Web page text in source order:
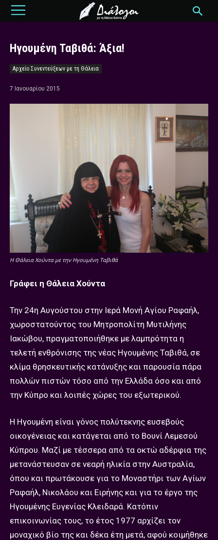
Ηγουμένη Ταβιθά: Άξια!
Αρχείο Συνεντεύξεων με τη Θάλεια
7 Ιανουαρίου 2015
H Θάλεια Χούντα με την Ηγουμένη Ταβιθά
Γράφει η Θάλεια Χούντα
Την 24η Αυγούστου στην Ιερά Μονή Αγίου Ραφαήλ,
χωροστατούντος του Μητροπολίτη Μυτιλήνης
Ιακώβου, πραγματοποιήθηκε με λαμπρότητα η
τελετή ενθρόνισης της νέας Ηγουμένης Ταβιθά, σε
κλίμα θρησκευτικής κατάνυξης και παρουσία πάρα
πολλών πιστών τόσο από την Ελλάδα όσο και από
την Κύπρο και λοιπές χώρες του εξωτερικού.
Η Ηγουμένη είναι γόνος πολύτεκνης ευσεβούς
οικογένειας και κατάγεται από το Βουνί Λεμεσού
Κύπρου. Μαζί με τέσσερα από τα οκτώ αδέρφια της
μετανάστευσαν σε νεαρή ηλικία στην Αυστραλία,
όπου και πρωτάκουσε για το Μοναστήρι των Αγίων
Ραφαήλ, Νικολάου και Ειρήνης και για το έργο της
Ηγουμένης Ευγενίας Κλειδαρά. Κατόπιν
επικοινωνίας τους, το έτος 1977 αρχίζει τον
μοναχικό βίο της και δέκα έτη μετά, αφού κοιμήθηκε